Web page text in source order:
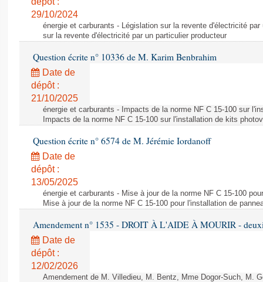
29/10/2024
énergie et carburants - Législation sur la revente d'électricité
sur la revente d'électricité par un particulier producteur
Question écrite n° 10336 de M. Karim Benbrahim
Date de
dépôt :
21/10/2025
énergie et carburants - Impacts de la norme NF C 15-100 sur
Impacts de la norme NF C 15-100 sur l'installation de kits
Question écrite n° 6574 de M. Jérémie Iordanoff
Date de
dépôt :
13/05/2025
énergie et carburants - Mise à jour de la norme NF C 15-100
Mise à jour de la norme NF C 15-100 pour l'installation de
Amendement n° 1535 - DROIT À L'AIDE À MOURIR -
Date de
dépôt :
12/02/2026
Amendement de M. Villedieu, M. Bentz, Mme Dogor-Such, M.